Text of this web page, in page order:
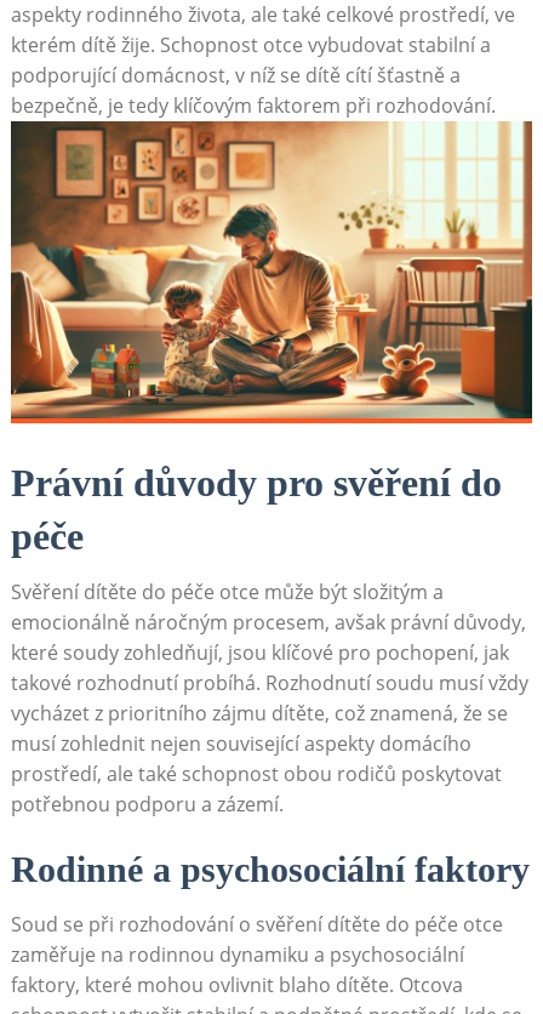
aspekty rodinného života, ale také celkové prostředí, ve
kterém dítě žije. Schopnost otce vybudovat stabilní a
podporující domácnost, v níž se dítě cítí šťastně a
bezpečně, je tedy klíčovým faktorem při rozhodování.
Právní důvody pro svěření do
péče
Svěření dítěte do péče otce může být složitým a
emocionálně náročným procesem, avšak právní důvody,
které soudy zohledňují, jsou klíčové pro pochopení, jak
takové rozhodnutí probíhá. Rozhodnutí soudu musí vždy
vycházet z prioritního zájmu dítěte, což znamená, že se
musí zohlednit nejen související aspekty domácího
prostředí, ale také schopnost obou rodičů poskytovat
potřebnou podporu a zázemí.
Rodinné a psychosociální faktory
Soud se při rozhodování o svěření dítěte do péče otce
zaměřuje na rodinnou dynamiku a psychosociální
faktory, které mohou ovlivnit blaho dítěte. Otcova